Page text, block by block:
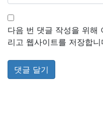
다음 번 댓글 작성을 위해
리고 웹사이트를 저장합니